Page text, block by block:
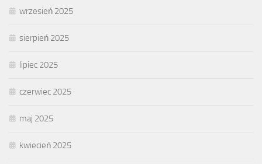
wrzesień 2025
sierpień 2025
lipiec 2025
czerwiec 2025
maj 2025
kwiecień 2025